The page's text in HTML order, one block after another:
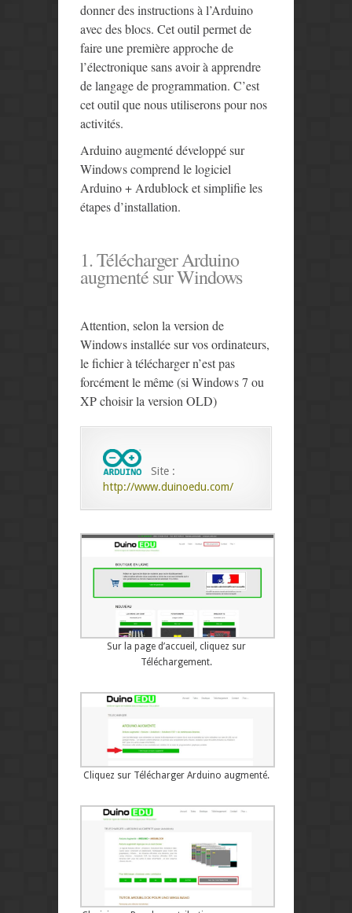
donner des instructions à l’Arduino
avec des blocs. Cet outil permet de
faire une première approche de
l’électronique sans avoir à apprendre
de langage de programmation. C’est
cet outil que nous utiliserons pour nos
activités.
Arduino augmenté développé sur
Windows comprend le logiciel
Arduino + Ardublock et simplifie les
étapes d’installation.
1. Télécharger Arduino
augmenté sur Windows
Attention, selon la version de
Windows installée sur vos ordinateurs,
le fichier à télécharger n’est pas
forcément le même (si Windows 7 ou
XP choisir la version OLD)
Site :
http://www.duinoedu.com/
Sur la page d’accueil, cliquez sur
Téléchargement.
Cliquez sur Télécharger Arduino augmenté.